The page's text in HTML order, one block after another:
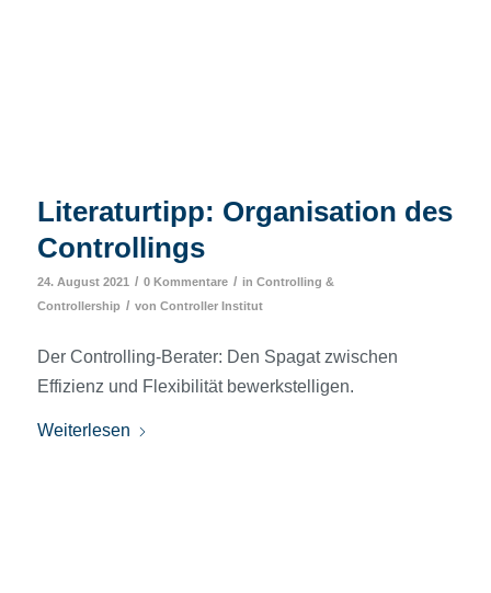
Literaturtipp: Organisation des
Controllings
24. August 2021 / 0 Kommentare / in Controlling &
Controllership / von Controller Institut
Der Controlling-Berater: Den Spagat zwischen
Effizienz und Flexibilität bewerkstelligen.
Weiterlesen